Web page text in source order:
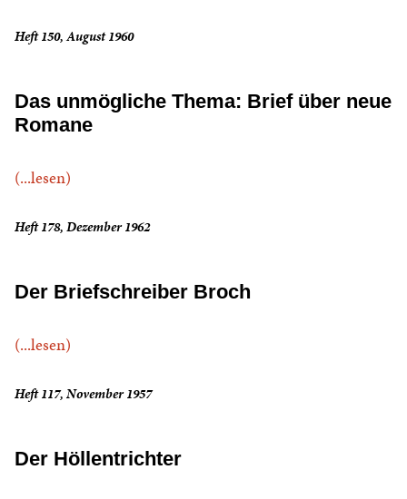
Heft 150, August 1960
Das unmögliche Thema: Brief über neue
Romane
(...lesen)
Heft 178, Dezember 1962
Der Briefschreiber Broch
(...lesen)
Heft 117, November 1957
Der Höllentrichter